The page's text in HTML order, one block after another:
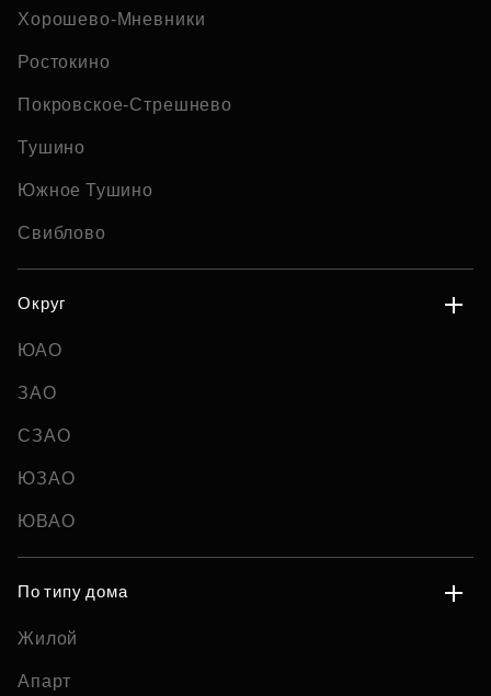
Хорошево-Мневники
Ростокино
Покровское-Стрешнево
Тушино
Южное Тушино
Свиблово
Округ
ЮАО
ЗАО
СЗАО
ЮЗАО
ЮВАО
По типу дома
Жилой
Апарт